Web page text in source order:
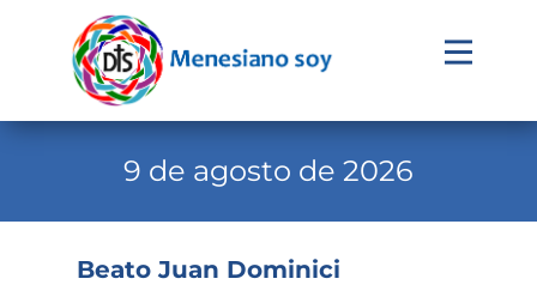
Evangelio
9 de agosto de 2026
Beato Juan Dominici